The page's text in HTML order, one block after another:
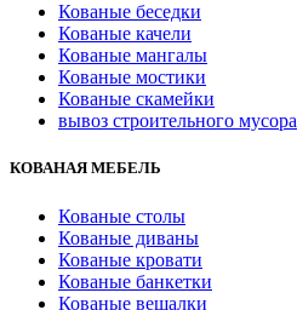
Кованые беседки
Кованые качели
Кованые мангалы
Кованые мостики
Кованые скамейки
вывоз строительного мусора
КОВАНАЯ МЕБЕЛЬ
Кованые столы
Кованые диваны
Кованые кровати
Кованые банкетки
Кованые вешалки